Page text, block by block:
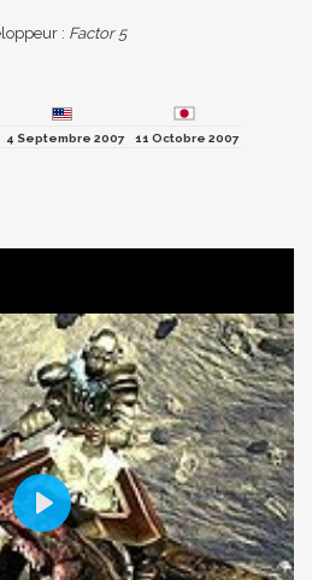
: Factor 5
4 Septembre 2007 11 Octobre 2007